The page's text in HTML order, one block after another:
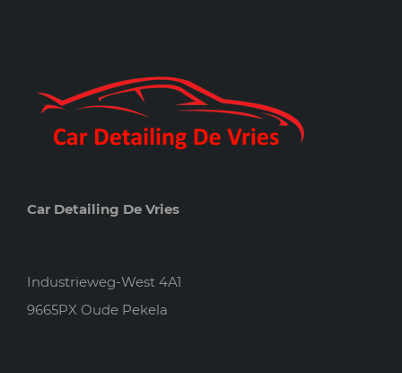
Car Detailing De Vries
Industrieweg-West 4A1
9665PX Oude Pekela